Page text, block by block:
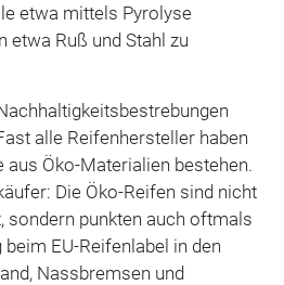
etwa mittels Pyrolyse
etwa Ruß und Stahl zu
alle Reifenhersteller haben
aus Öko-Materialien bestehen.
Die Öko-Reifen sind nicht
sondern punkten auch oftmals
EU-Reifenlabel in den
Nassbremsen und